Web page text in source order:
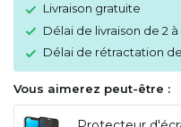
Livraison gratuite
Délai de livraison de 2
Délai de rétractation
Vous aimerez peut-être :